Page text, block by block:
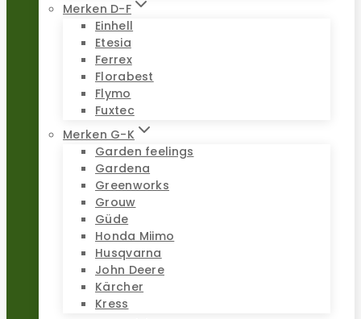
Merken D-F
Einhell
Etesia
Ferrex
Florabest
Flymo
Fuxtec
Merken G-K
Garden feelings
Gardena
Greenworks
Grouw
Güde
Honda Miimo
Husqvarna
John Deere
Kärcher
Kress